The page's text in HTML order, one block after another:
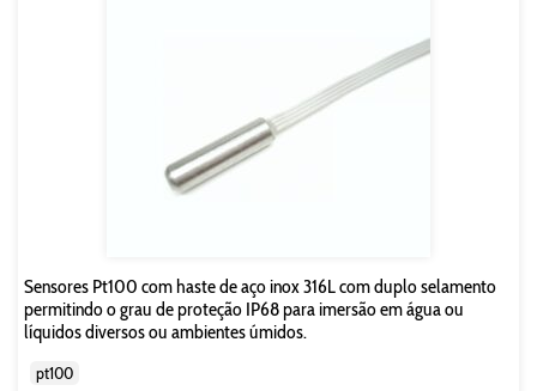
Sensores Pt100 com haste de aço inox 316L com duplo selamento
permitindo o grau de proteção IP68 para imersão em água ou
líquidos diversos ou ambientes úmidos.
pt100